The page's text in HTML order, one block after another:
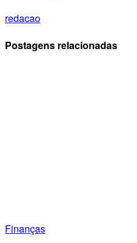
redacao
Postagens relacionadas
Finanças